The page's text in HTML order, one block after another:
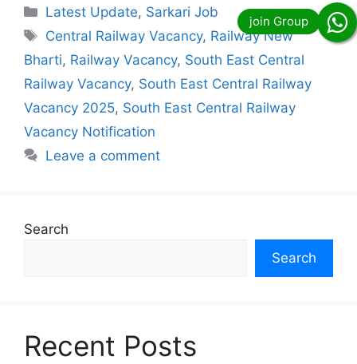
Categories
Latest Update, Sarkari Job
Tags
Central Railway Vacancy, Railway New
Bharti, Railway Vacancy, South East Central
Railway Vacancy, South East Central Railway
Vacancy 2025, South East Central Railway
Vacancy Notification
Leave a comment
Search
Search
Recent Posts